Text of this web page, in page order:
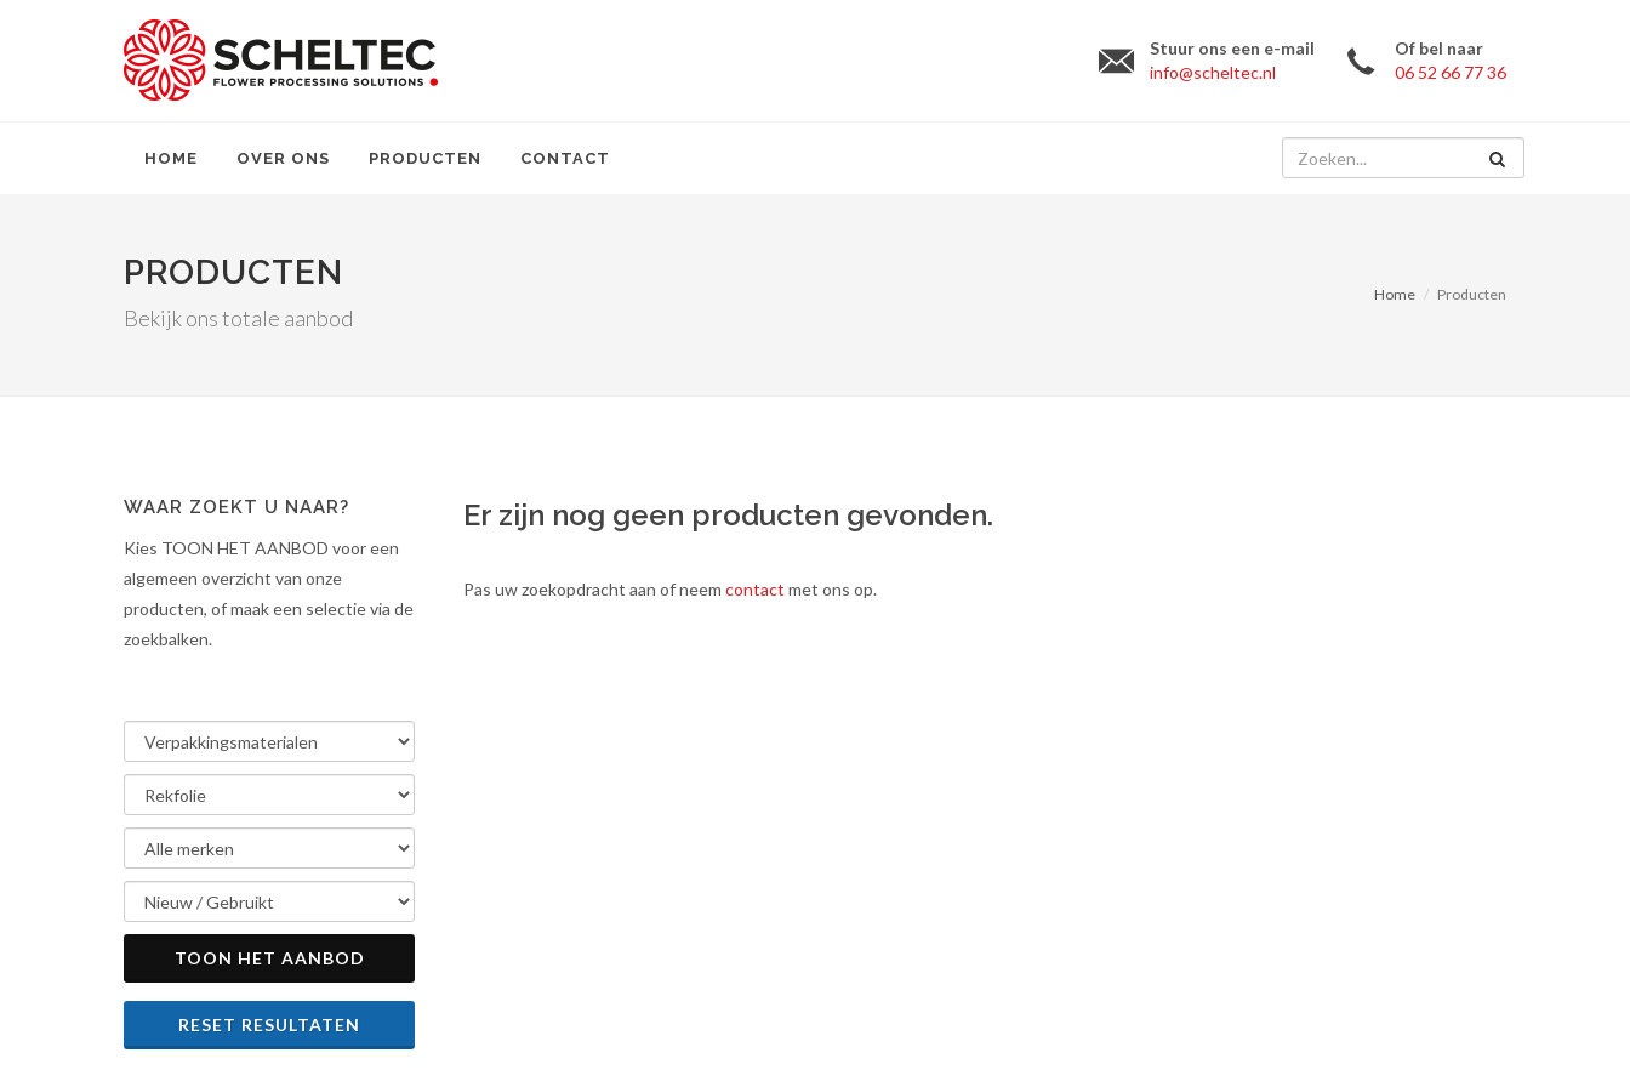
Stuur ons een e-mail
info@scheltec.nl
Of bel naar
06 52 66 77 36
HOME OVER ONS PRODUCTEN CONTACT
PRODUCTEN
Bekijk ons totale aanbod
Home Producten
Er zijn nog geen producten gevonden.
Pas uw zoekopdracht aan of neem contact met ons op.
WAAR ZOEKT U NAAR?
Kies TOON HET AANBOD voor een
algemeen overzicht van onze
producten, of maak een selectie via de
zoekbalken.
TOON HET AANBOD
RESET RESULTATEN